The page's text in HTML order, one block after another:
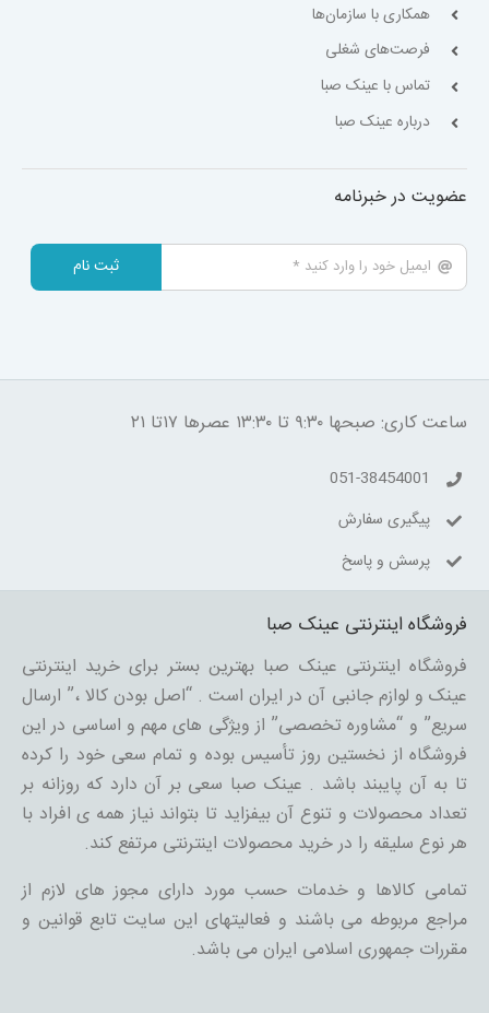
همکاری با سازمان‌ها
فرصت‌های شغلی
تماس با عینک صبا
درباره عینک صبا
عضویت در خبرنامه
ثبت نام
ساعت کاری: صبحها ۹:۳۰ تا ۱۳:۳۰ عصرها ۱۷تا ۲۱
051-38454001
پیگیری سفارش
پرسش و پاسخ
فروشگاه اینترنتی عینک صبا
فروشگاه اینترنتی عینک صبا بهترین بستر برای خرید اینترنتی
عینک و لوازم جانبی آن در ایران است . “اصل بودن کالا ،” ارسال
سریع” و “مشاوره تخصصی” از ویژگی های مهم و اساسی در این
فروشگاه از نخستین روز تأسیس بوده و تمام سعی خود را کرده
تا به آن پایبند باشد . عینک صبا سعی بر آن دارد که روزانه بر
تعداد محصولات و تنوع آن بیفزاید تا بتواند نیاز همه ی افراد با
هر نوع سلیقه را در خرید محصولات اینترنتی مرتفع کند.
تمامی کالاها و خدمات حسب مورد دارای مجوز های لازم از
مراجع مربوطه می باشند و فعالیتهای این سایت تابع قوانین و
مقررات جمهوری اسلامی ایران می باشد.